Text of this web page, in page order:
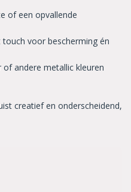
of een opvallende
voor bescherming én
of andere metallic kleuren
creatief en onderscheidend,